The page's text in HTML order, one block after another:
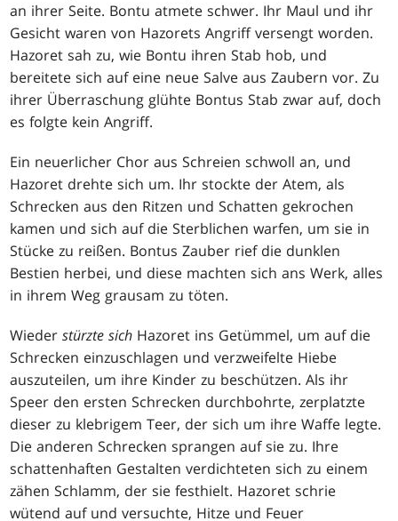
an ihrer Seite. Bontu atmete schwer. Ihr Maul und ihr
Gesicht waren von Hazorets Angriff versengt worden.
Hazoret sah zu, wie Bontu ihren Stab hob, und
bereitete sich auf eine neue Salve aus Zaubern vor. Zu
ihrer Überraschung glühte Bontus Stab zwar auf, doch
es folgte kein Angriff.
Ein neuerlicher Chor aus Schreien schwoll an, und
Hazoret drehte sich um. Ihr stockte der Atem, als
Schrecken aus den Ritzen und Schatten gekrochen
kamen und sich auf die Sterblichen warfen, um sie in
Stücke zu reißen. Bontus Zauber rief die dunklen
Bestien herbei, und diese machten sich ans Werk, alles
in ihrem Weg grausam zu töten.
Wiederstürzte sich Hazoret ins Getümmel, um auf die
Schrecken einzuschlagen und verzweifelte Hiebe
auszuteilen, um ihre Kinder zu beschützen. Als ihr
Speer den ersten Schrecken durchbohrte, zerplatzte
dieser zu klebrigem Teer, der sich um ihre Waffe legte.
Die anderen Schrecken sprangen auf sie zu. Ihre
schattenhaften Gestalten verdichteten sich zu einem
zähen Schlamm, der sie festhielt. Hazoret schrie
wütend auf und versuchte, Hitze und Feuer